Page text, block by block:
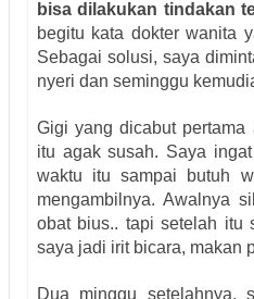
bisa dilakukan tindakan
begitu kata dokter wanita
Sebagai solusi, saya
nyeri dan seminggu
Gigi yang dicabut
itu agak susah. Saya
waktu itu sampai butuh
mengambilnya. Awalnya
obat bius.. tapi setelah itu
saya jadi irit bicara, makan
Dua minggu setelahnya,